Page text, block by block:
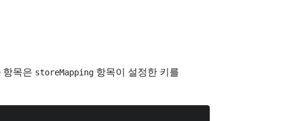
항목은 storeMapping 항목이 설정한 키를